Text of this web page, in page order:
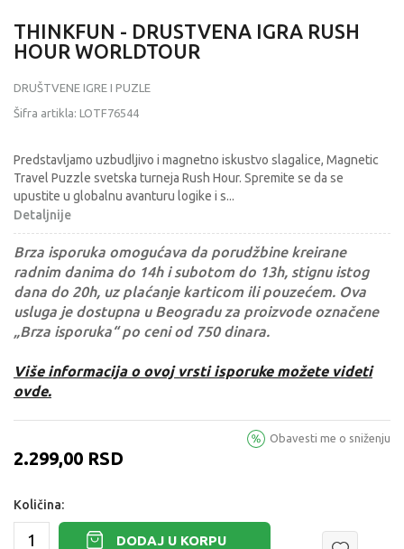
THINKFUN - DRUSTVENA IGRA RUSH
HOUR WORLDTOUR
DRUŠTVENE IGRE I PUZLE
Šifra artikla: LOTF76544
Predstavljamo uzbudljivo i magnetno iskustvo slagalice, Magnetic
Travel Puzzle svetska turneja Rush Hour. Spremite se da se
upustite u globalnu avanturu logike i s...
Detaljnije
Brza isporuka omogućava da porudžbine kreirane
radnim danima do 14h i subotom do 13h, stignu istog
dana do 20h, uz plaćanje karticom ili pouzećem. Ova
usluga je dostupna u Beogradu za proizvode označene
„Brza isporuka“ po ceni od 750 dinara.
Više informacija o ovoj vrsti isporuke možete videti
ovde.
2.299,00 RSD
Obavesti me o sniženju
Količina:
DODAJ U KORPU